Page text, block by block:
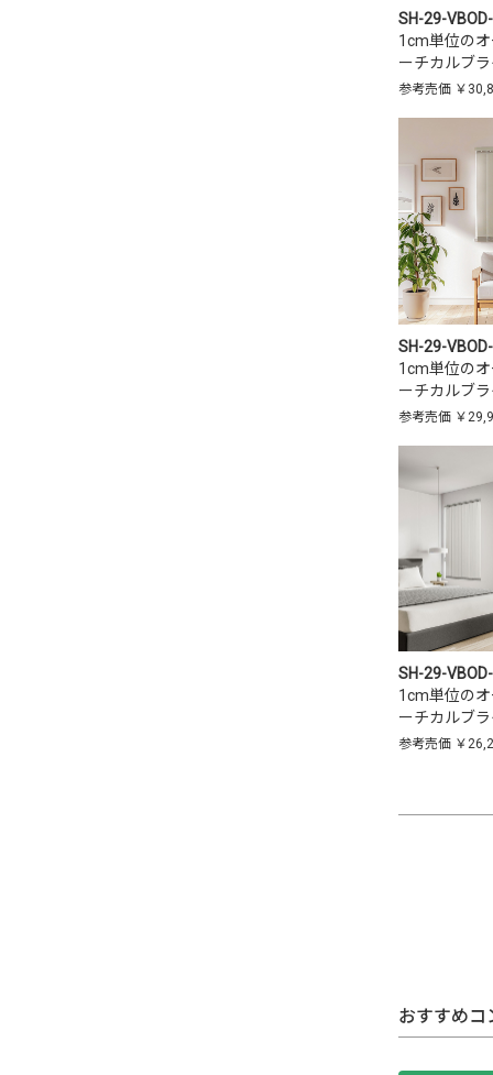
SH-29-
1cm単位の
ーチカルブ
参考売価 ￥
SH-29-
1cm単位の
ーチカルブ
参考売価 ￥
SH-29-
1cm単位の
ーチカルブ
参考売価 ￥
おすすめコ